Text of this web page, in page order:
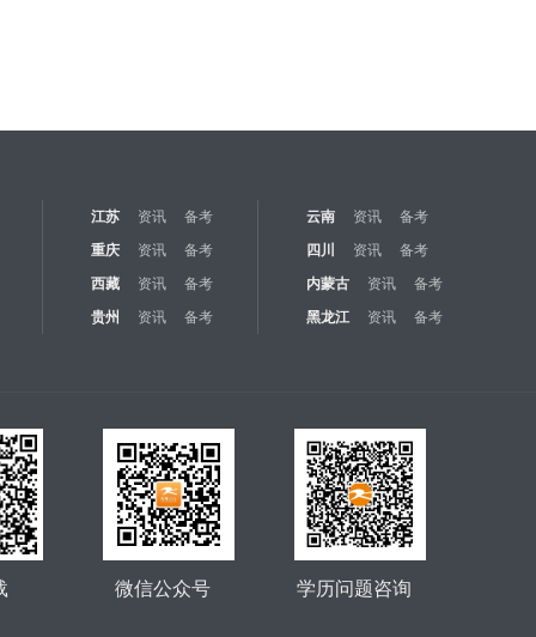
江苏 资讯 备考 云南 资讯
备考
重庆
资讯 备考 四川 资讯
备考
西藏
资讯 备考 内蒙古 资讯
备考
贵州
资讯 备考 黑龙江 资讯 备考
学历问题咨询
微信公众号